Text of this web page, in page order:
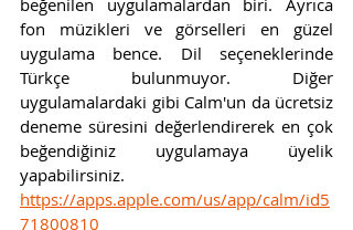
fon müzikleri ve görselleri en güzel
uygulama bence. Dil seçeneklerinde
Türkçe bulunmuyor. Diğer
uygulamalardaki gibi Calm'un da ücretsiz
deneme süresini değerlendirerek en çok
beğendiğiniz uygulamaya üyelik
yapabilirsiniz.
https://apps.apple.com/us/app/calm/id5
71800810